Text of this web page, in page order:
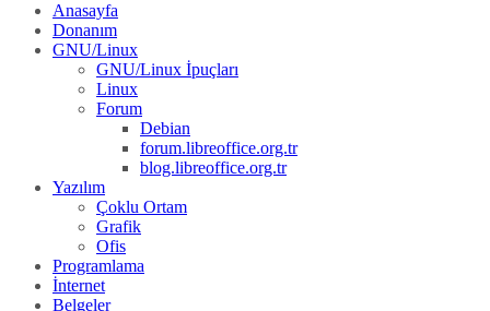
Anasayfa
Donanım
GNU/Linux
GNU/Linux İpuçları
Linux
Forum
Debian
forum.libreoffice.org.tr
blog.libreoffice.org.tr
Yazılım
Çoklu Ortam
Grafik
Ofis
Programlama
İnternet
Belgeler